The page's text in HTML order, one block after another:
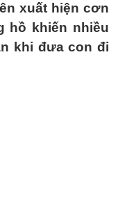
xuất hiện cơn
hồ khiến nhiều
khi đưa con đi